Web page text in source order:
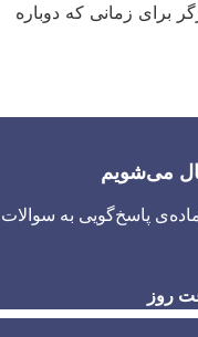
برای زمانی که دوباره
می‌شویم
پاسخ‌گویی به سوالات